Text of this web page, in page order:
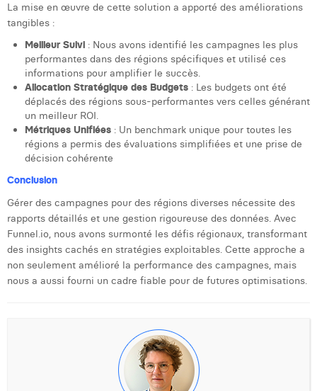
Thomas Riis
Victor Hayot
William Rezette
Yaël Vanhoe
La mise en œuvre de cette solution a apporté des améliorations
tangibles :
Meilleur Suivi : Nous avons identifié les campagnes les plus
performantes dans des régions spécifiques et utilisé ces
informations pour amplifier le succès.
Allocation Stratégique des Budgets : Les budgets ont été
déplacés des régions sous-performantes vers celles générant
un meilleur ROI.
Métriques Unifiées : Un benchmark unique pour toutes les
régions a permis des évaluations simplifiées et une prise de
décision cohérente
Conclusion
Gérer des campagnes pour des régions diverses nécessite des
rapports détaillés et une gestion rigoureuse des données. Avec
Funnel.io, nous avons surmonté les défis régionaux, transformant
des insights cachés en stratégies exploitables. Cette approche a
non seulement amélioré la performance des campagnes, mais
nous a aussi fourni un cadre fiable pour de futures optimisations.